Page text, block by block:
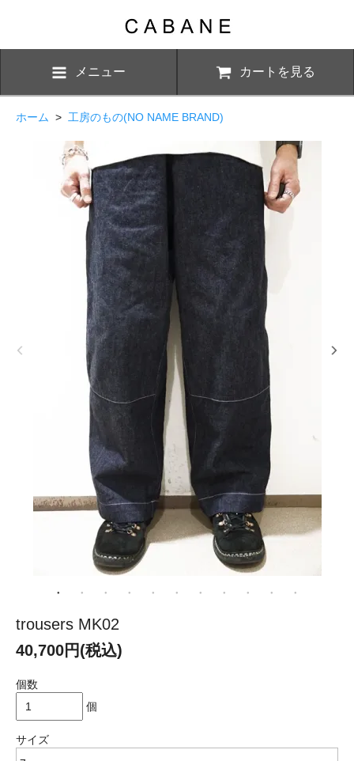
メニュー カートを見る
ホーム > 工房のもの(NO NAME BRAND)
trousers MK02
40,700円(税込)
個数
個
サイズ